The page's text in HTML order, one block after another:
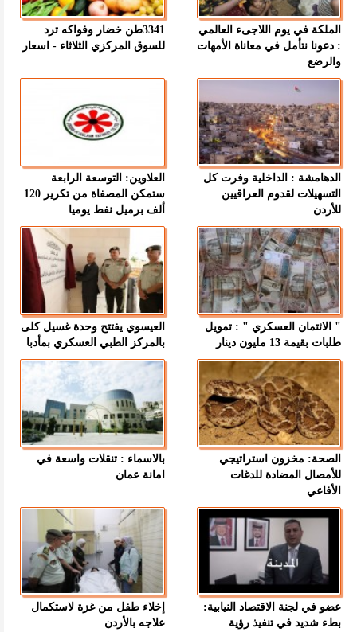
الملكة في يوم اللاجىء العالمي
: دعونا نتأمل في معاناة الأمهات
والرضع
3341طن خضار وفواكه ترد
للسوق المركزي الثلاثاء - اسعار
الدهامشة : الداخلية وفرت كل
التسهيلات لقدوم العراقيين
للأردن
العلاوين: التوسعة الرابعة
ستمكن المصفاة من تكرير 120
ألف برميل نفط يوميا
" الائتمان العسكري " : تمويل
طلبات بقيمة 13 مليون دينار
العيسوي يفتتح وحدة غسيل كلى
بالمركز الطبي العسكري بمأدبا
الصحة: مخزون استراتيجي
للأمصال المضادة للدغات
الأفاعي
بالاسماء : تنقلات واسعة في
امانة عمان
عضو في لجنة الاقتصاد النيابية:
بطء شديد في تنفيذ رؤية
إخلاء طفل من غزة لاستكمال
علاجه بالأردن